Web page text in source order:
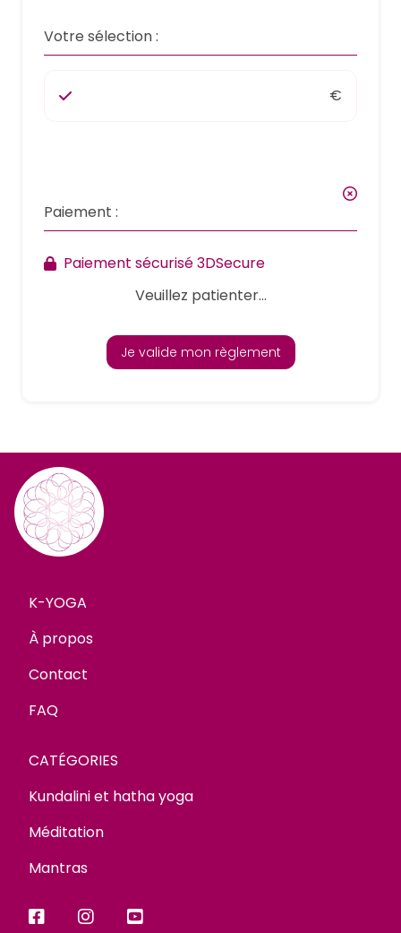
Votre sélection :
€
Paiement :
Paiement sécurisé 3DSecure
Veuillez patienter...
Je valide mon règlement
K-YOGA
À propos
Contact
FAQ
CATÉGORIES
Kundalini et hatha yoga
Méditation
Mantras